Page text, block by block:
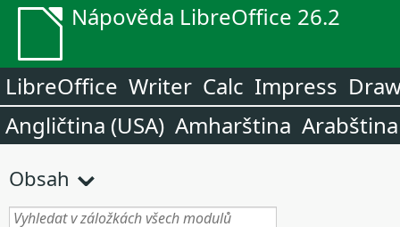
Nápověda LibreOffice 26.2
LibreOffice Writer Calc Impress
Angličtina (USA) Amharština Arabština
Obsah